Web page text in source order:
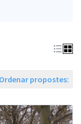
Ordenar propostes: